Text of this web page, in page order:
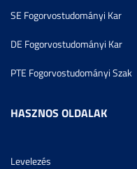
SE Fogorvostudományi Kar
DE Fogorvostudományi Kar
PTE Fogorvostudományi Szak
HASZNOS OLDALAK
Levelezés